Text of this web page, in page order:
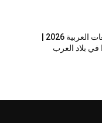
تصنيف التايمز للجامعات العربية 2026 |
في بلاد العرب